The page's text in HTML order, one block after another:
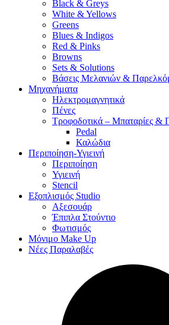
Black & Greys
White & Yellows
Greens
Blues & Indigos
Red & Pinks
Browns
Sets & Solutions
Βάσεις Μελανιών &
Μηχανήματα
Ηλεκτρομαγνητικά
Πένες
Τροφοδοτικά – Μπαταρίες &
Pedal
Καλώδια
Περιποίηση-Υγιεινή
Περιποίηση
Υγιεινή
Stencil
Εξοπλισμός Studio
Αξεσουάρ
Έπιπλα Στούντιο
Φωτισμός
Μόνιμο Make Up
Νέες Παραλαβές